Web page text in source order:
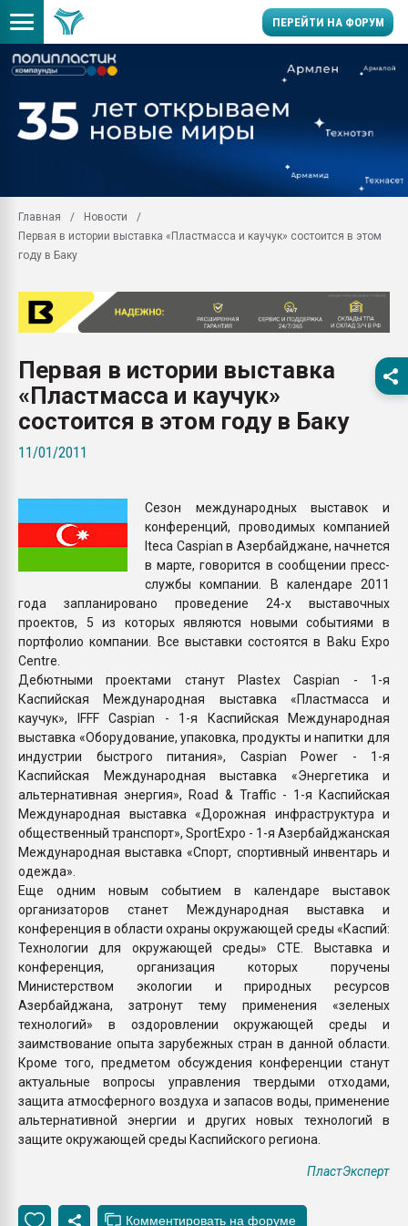
ПЕРЕЙТИ НА ФОРУМ
производство SPC
заводу пластмасс"
28.07.2026
первый план в
28.07.2026
ситуацией на
Всё, что касается
Главная
Новости
Первая в истории выставка «Пластмасса и каучук» состоится в этом
году в Баку
Первая в истории выставка
«Пластмасса и каучук»
состоится в этом году в Баку
11/01/2011
Сезон международных выставок и
конференций, проводимых компанией
Iteca Caspian в Азербайджане, начнется
в марте, говорится в сообщении пресс-
службы компании. В календаре 2011
года запланировано проведение 24-х выставочных
проектов, 5 из которых являются новыми событиями в
портфолио компании. Все выставки состоятся в Baku Expo
Centre.
Дебютными проектами станут Plastex Caspian - 1-я
Каспийская Международная выставка «Пластмасса и
каучук», IFFF Caspian - 1-я Каспийская Международная
выставка «Оборудование, упаковка, продукты и напитки для
индустрии быстрого питания», Caspian Power - 1-я
Каспийская Международная выставка «Энергетика и
альтернативная энергия», Road & Traffic - 1-я Каспийская
Международная выставка «Дорожная инфраструктура и
общественный транспорт», SportExpo - 1-я Азербайджанская
Международная выставка «Спорт, спортивный инвентарь и
одежда».
Еще одним новым событием в календаре выставок
организаторов станет Международная выставка и
конференция в области охраны окружающей среды «Каспий:
Технологии для окружающей среды» CTE. Выставка и
конференция, организация которых поручены
Министерством экологии и природных ресурсов
Азербайджана, затронут тему применения «зеленых
технологий» в оздоровлении окружающей среды и
заимствование опыта зарубежных стран в данной области.
Кроме того, предметом обсуждения конференции станут
актуальные вопросы управления твердыми отходами,
защита атмосферного воздуха и запасов воды, применение
альтернативной энергии и других новых технологий в
защите окружающей среды Каспийского региона.
ПластЭксперт